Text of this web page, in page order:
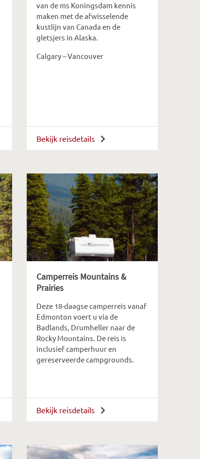
van de ms Koningsdam kennis
maken met de afwisselende
kustlijn van Canada en de
gletsjers in Alaska.
Calgary – Vancouver
Bekijk reisdetails
Camperreis Mountains &
Prairies
Deze 18-daagse camperreis vanaf
Edmonton voert u via de
Badlands, Drumheller naar de
Rocky Mountains. De reis is
inclusief camperhuur en
gereserveerde campgrounds.
Bekijk reisdetails